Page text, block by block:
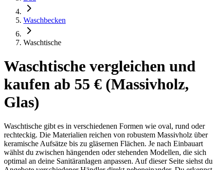
Waschbecken
Waschtische
Waschtische vergleichen und
kaufen ab 55 € (Massivholz,
Glas)
Waschtische gibt es in verschiedenen Formen wie oval, rund oder
rechteckig. Die Materialien reichen von robustem Massivholz über
keramische Aufsätze bis zu gläsernen Flächen. Je nach Einbauart
wählst du zwischen hängenden oder stehenden Modellen, die sich
optimal an deine Sanitäranlagen anpassen. Auf dieser Seite siehst du